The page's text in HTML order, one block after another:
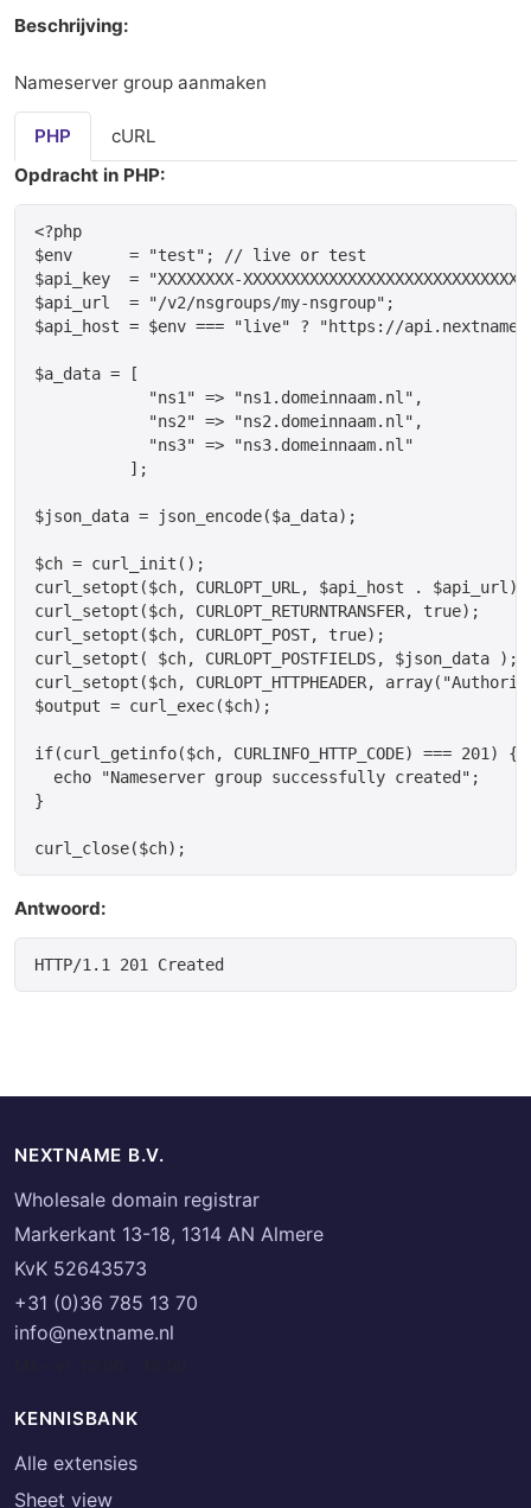
Beschrijving:
Nameserver group aanmaken
PHP
cURL
Opdracht in PHP:
<?php
$env      = "test"; // live or test
$api_key  = "XXXXXXXX-
$api_url  = "/v2/nsgroups/my-nsgroup";
$api_host = $env === "live" ? "https://
$a_data = [
            "ns1" => "ns1.domeinnaam.nl",
$json_data = json_encode($a_data);
$ch = curl_init();
curl_setopt($ch, CURLOPT_URL, $api_host . $api_url);
curl_setopt($ch, CURLOPT_RETURNTRANSFER, true);
curl_setopt($ch, CURLOPT_POST, true);
curl_setopt( $ch, CURLOPT_POSTFIELDS, $json_data );
curl_setopt($ch, CURLOPT_HTTPHEADER,
$output = curl_exec($ch);
if(curl_getinfo($ch, CURLINFO_HTTP_CODE) === 201) {
  echo "Nameserver group successfully created";
}
Antwoord:
HTTP/1.1 201 Created
NEXTNAME B.V.
Wholesale domain registrar
Markerkant 13-18, 1314 AN Almere
KvK 52643573
+31 (0)36 785 13 70
info@nextname.nl
KENNISBANK
Alle extensies
Sheet view